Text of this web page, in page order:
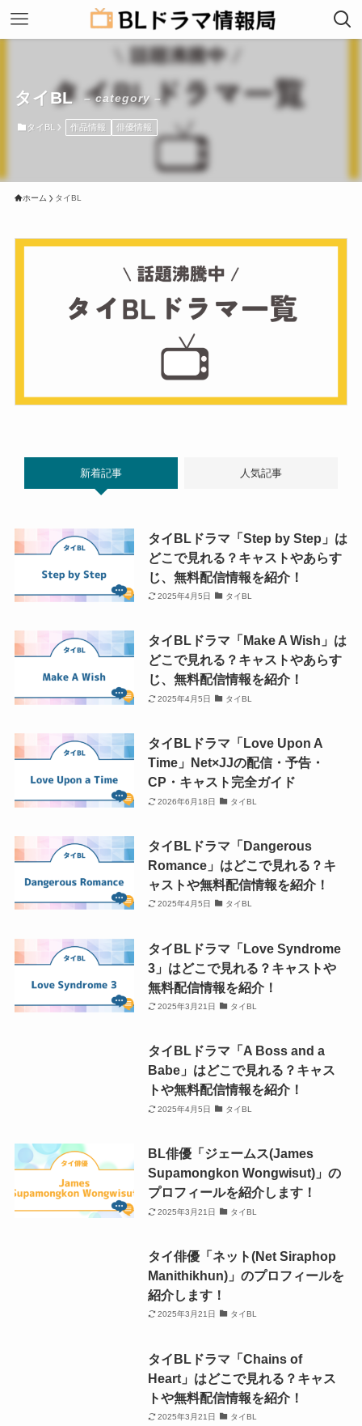
タイBL – category –
タイBL 作品情報 俳優情報
ホーム タイBL
新着記事 人気記事
タイBLドラマ「Step by Step」は
どこで見れる？キャストやあらす
じ、無料配信情報を紹介！
2025年4月5日 タイBL
タイBLドラマ「Make A Wish」は
どこで見れる？キャストやあらす
じ、無料配信情報を紹介！
2025年4月5日 タイBL
タイBLドラマ「Love Upon A
Time」Net×JJの配信・予告・
CP・キャスト完全ガイド
2026年6月18日 タイBL
タイBLドラマ「Dangerous
Romance」はどこで見れる？キ
ャストや無料配信情報を紹介！
2025年4月5日 タイBL
タイBLドラマ「Love Syndrome
3」はどこで見れる？キャストや
無料配信情報を紹介！
2025年3月21日 タイBL
タイBLドラマ「A Boss and a
Babe」はどこで見れる？キャス
トや無料配信情報を紹介！
2025年4月5日 タイBL
BL俳優「ジェームス(James
Supamongkon Wongwisut)」の
プロフィールを紹介します！
2025年3月21日 タイBL
タイ俳優「ネット(Net Siraphop
Manithikhun)」のプロフィールを
紹介します！
2025年3月21日 タイBL
タイBLドラマ「Chains of
Heart」はどこで見れる？キャス
トや無料配信情報を紹介！
2025年3月21日 タイBL